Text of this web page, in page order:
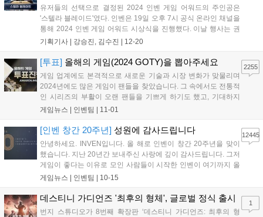
유저들의 선택으로 결정된 2024 인벤 게임 어워드의 주인공은
'스텔라 블레이드'였다. 인벤은 19일 오후 7시 공식 온라인 채널을
통해 2024 인벤 게임 어워드 시상식을 진행했다. 이날 행사는 권
이슬 아나운서, 인플루언서 인간젤리, 인벤 김수진 기자가 총 13
워드는 올해 비경쟁 부문 '...
기획기사 | 강승진, 김수진 12-20
[투표] 올해의 게임(2024 GOTY)을 뽑아주세요
게임 업계에도 본격적으로 새로운 기술과 시장 변화가 맞물리며
2024년에도 많은 게임이 팬들을 찾았습니다. 그 속에서도 전통적
인 시리즈의 부활이 오랜 팬들을 기쁘게 하기도 했고, 기대하지
못했던 신작이 깜짝 흥행을 거두기도 했습니다. 특히 일본은 물론
3국에 대한 기대가 높아지기도 했습니다....
게임뉴스 | 인벤팀 11-01
2255
[인벤 창간 20주년] 성원에 감사드립니다
안녕하세요. INVEN입니다. 올 해로 인벤이 창간 20주년을 맞이
했습니다. 지난 20년간 보내주신 사랑에 깊이 감사드립니다. 그저
게임이 좋다는 이유로 모인 사람들이 시작한 인벤이 여기까지 올
수 있었던 것은 보내주신 사랑과 성원 덕분이라고 생각합니다. 이
이제는 그 말을 쓰지 못하고, '고작...
게임뉴스 | 인벤팀 10-15
12445
데스티니 가디언즈 '최후의 형체', 글로벌 정식 출시
번지 스튜디오가 8번째 확장판 ‘데스티니 가디언즈: 최후의 형
1